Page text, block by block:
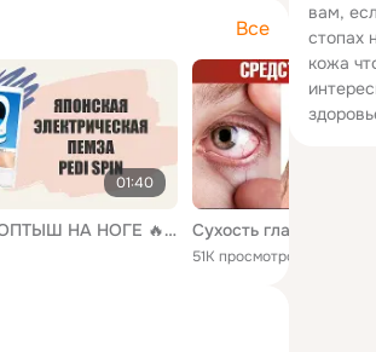
вам,
стопах
кожа
Все
01:40
ОПУХ НАТОПТЫШ НА НОГЕ 🔥 СУХИЕ ПЯТКИ ЧТО ДЕЛАТЬ В ДОМАШНИХ УСЛОВИЯХ
51K просмотров